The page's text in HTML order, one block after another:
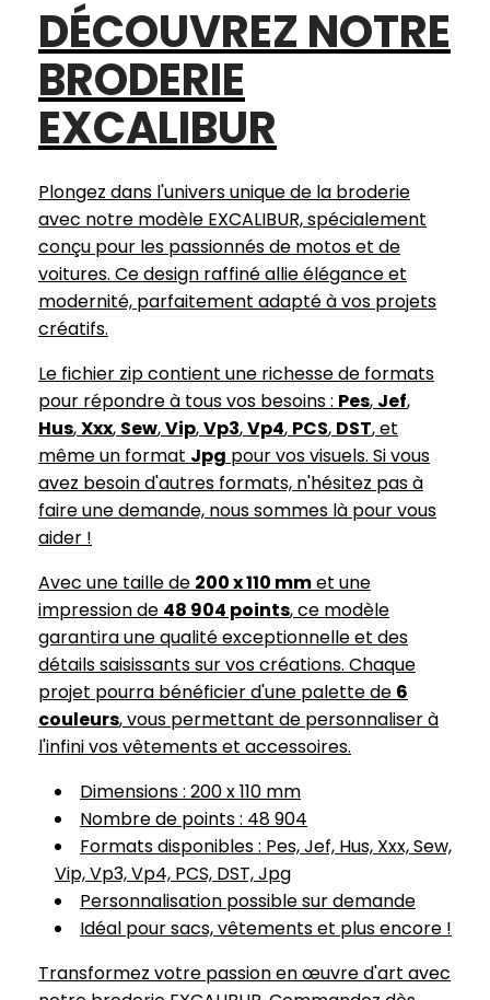
DÉCOUVREZ NOTRE
BRODERIE
EXCALIBUR
Plongez dans l'univers unique de la broderie
avec notre modèle EXCALIBUR, spécialement
conçu pour les passionnés de motos et de
voitures. Ce design raffiné allie élégance et
modernité, parfaitement adapté à vos projets
créatifs.
Le fichier zip contient une richesse de formats
pour répondre à tous vos besoins : Pes, Jef,
Hus,Xxx, Sew,Vip,Vp3,Vp4, PCS, DST, et
même un format Jpg pour vos visuels. Si vous
avez besoin d'autres formats, n'hésitez pas à
faire une demande, nous sommes là pour vous
aider !
Avec une taille de 200 x 110 mmet une
impression de 48 904 points, ce modèle
garantira une qualité exceptionnelle et des
détails saisissants sur vos créations. Chaque
projet pourra bénéficier d'une palette de 6
couleurs, vous permettant de personnaliser à
l'infini vos vêtements et accessoires.
Dimensions : 200 x 110 mm
Nombre de points : 48 904
Formats disponibles : Pes, Jef, Hus, Xxx, Sew,
Vip, Vp3, Vp4, PCS, DST, Jpg
Personnalisation possible sur demande
Idéal pour sacs, vêtements et plus encore !
Transformez votre passion en œuvre d'art avec